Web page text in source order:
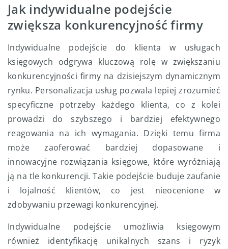
Jak indywidualne podejście
zwiększa konkurencyjność firmy
Indywidualne podejście do klienta w usługach
księgowych odgrywa kluczową rolę w zwiększaniu
konkurencyjności firmy na dzisiejszym dynamicznym
rynku. Personalizacja usług pozwala lepiej zrozumieć
specyficzne potrzeby każdego klienta, co z kolei
prowadzi do szybszego i bardziej efektywnego
reagowania na ich wymagania. Dzięki temu firma
może zaoferować bardziej dopasowane i
innowacyjne rozwiązania księgowe, które wyróżniają
ją na tle konkurencji. Takie podejście buduje zaufanie
i lojalność klientów, co jest nieocenione w
zdobywaniu przewagi konkurencyjnej.
Indywidualne podejście umożliwia księgowym
również identyfikację unikalnych szans i ryzyk